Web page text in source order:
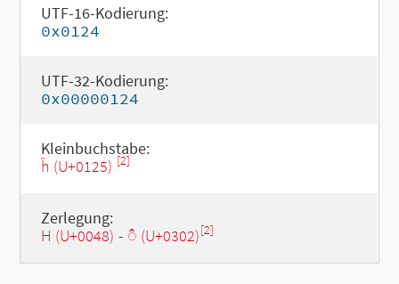
UTF-16-Kodierung:
0x0124
UTF-32-Kodierung:
0x00000124
Kleinbuchstabe:
ĥ (U+0125) [2]
Zerlegung:
H (U+0048) - ◌̂ (U+0302)[2]